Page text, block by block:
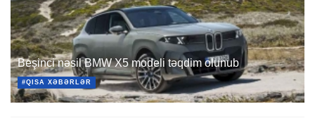
Beşinci nəsil BMW X5 modeli təqdim olunub
#QISA XƏBƏRLƏR